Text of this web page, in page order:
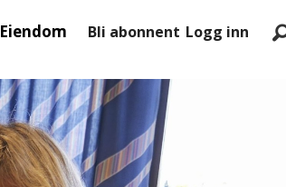
Eiendom Bli abonnent Logg inn